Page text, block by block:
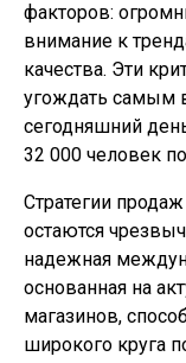
факторов:
внимание к
качества. Эти
угождать самым
сегодняшний
32 000 человек
Стратегии
остаются
надежная
основанная на
магазинов,
широкого круга